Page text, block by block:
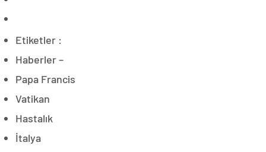
Etiketler :
Haberler –
Papa Francis
Vatikan
Hastalık
İtalya